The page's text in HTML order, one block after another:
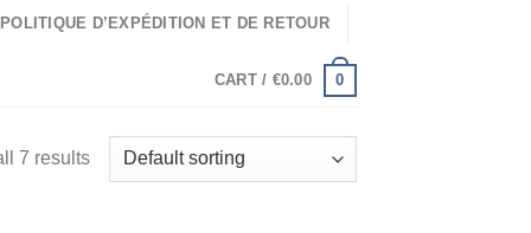
POLITIQUE D’EXPÉDITION ET DE RETOUR
CART / €0.00 0
7 results